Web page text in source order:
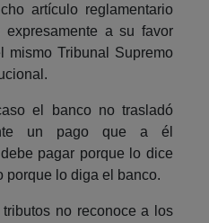
artículo reglamentario
a su favor
mismo Tribunal Supremo
el banco no trasladó
un pago que a él
pagar porque lo dice
porque lo diga el banco.
no reconoce a los